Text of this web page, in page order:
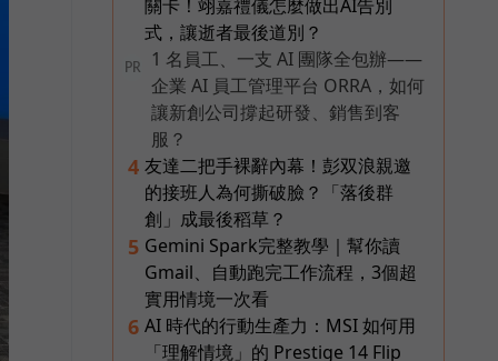
關卡！翊嘉禮儀怎麼做出AI告別
式，讓逝者最後道別？
PR
1 名員工、一支 AI 團隊全包辦——
企業 AI 員工管理平台 ORRA，如何
讓新創公司撐起研發、銷售到客
服？
4 友達二把手裸辭內幕！彭双浪親邀
的接班人為何撕破臉？「落後群
創」成最後稻草？
5 Gemini Spark完整教學｜幫你讀
Gmail、自動跑完工作流程，3個超
實用情境一次看
6 AI 時代的行動生產力：MSI 如何用
「理解情境」的 Prestige 14 Flip